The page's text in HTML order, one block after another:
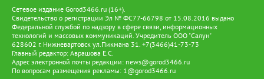
Сетевое издание Gorod3466.ru (16+).
Свидетельство о регистрации Эл № ФС77-66798 от 15.08.2016 выдано
Федеральной службой по надзору в сфере связи, информационных
технологий и массовых коммуникаций. Учредитель ООО "Салун"
628602 г. Нижневартовск ул.Пикмана 31. +7(3466)41-73-73
Главный редактор: Аврашова Е.С.
Адрес электронной почты редакции: news@gorod3466.ru
По вопросам размещения рекламы: 1@gorod3466.ru